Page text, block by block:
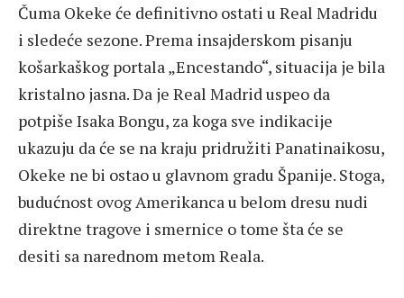
Čuma Okeke će definitivno ostati u Real Madridu
i sledeće sezone. Prema insajderskom pisanju
košarkaškog portala „Encestando“, situacija je bila
kristalno jasna. Da je Real Madrid uspeo da
potpiše Isaka Bongu, za koga sve indikacije
ukazuju da će se na kraju pridružiti Panatinaikosu,
Okeke ne bi ostao u glavnom gradu Španije. Stoga,
budućnost ovog Amerikanca u belom dresu nudi
direktne tragove i smernice o tome šta će se
desiti sa narednom metom Reala.